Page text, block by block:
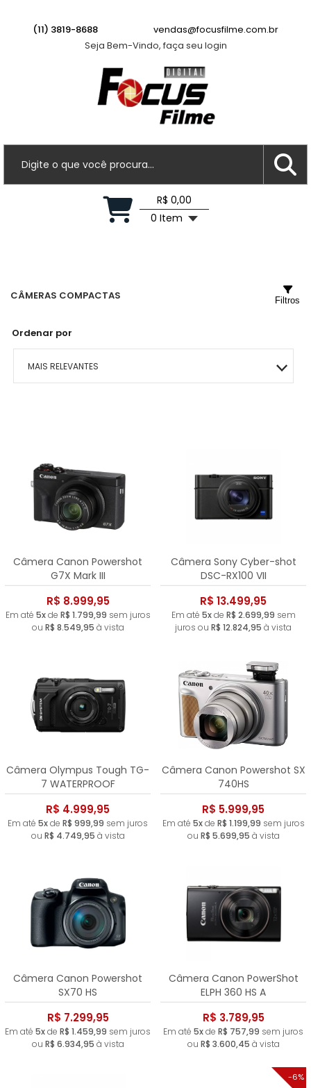
(11) 3819-8688
vendas@focusfilme.com.br
Seja Bem-Vindo, faça seu login
R$ 0,00
0 Item
CÂMERAS COMPACTAS
Ordenar por
MAIS RELEVANTES
MAIOR PREÇO
Filtros
Câmera Canon Powershot
G7X Mark III
R$ 8.999,95
Em até 5xde R$ 1.799,99 sem juros
ou R$ 8.549,95 à vista
Câmera Sony Cyber-shot
DSC-RX100 VII
R$ 13.499,95
Em até 5xde R$ 2.699,99 sem
juros ou R$ 12.824,95 à vista
Câmera Olympus Tough TG-
7 WATERPROOF
R$ 4.999,95
Em até 5xde R$ 999,99 sem juros
ou R$ 4.749,95 à vista
Câmera Canon Powershot SX
740HS
R$ 5.999,95
Em até 5xde R$ 1.199,99 sem juros
ou R$ 5.699,95 à vista
Câmera Canon Powershot
SX70 HS
R$ 7.299,95
Em até 5xde R$ 1.459,99 sem juros
ou R$ 6.934,95 à vista
Câmera Canon PowerShot
ELPH 360 HS A
R$ 3.789,95
Em até 5xde R$ 757,99 sem juros
ou R$ 3.600,45 à vista
-6%